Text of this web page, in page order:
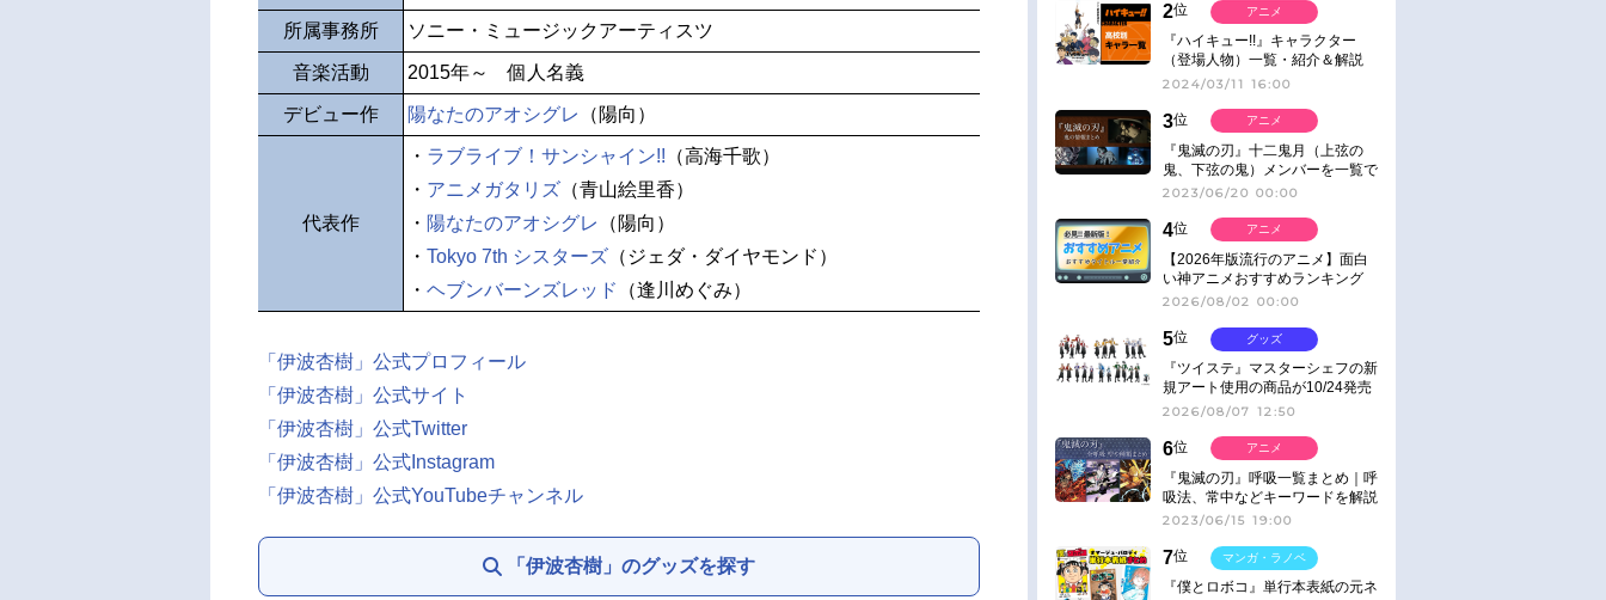
所属事務所 ソニー・ミュージックアーティスツ
音楽活動 2015年～ 個人名義
デビュー作 陽なたのアオシグレ （陽向）
代表作
・ ラブライブ！サンシャイン!! （高海千歌）
・ アニメガタリズ （青山絵里香）
・ 陽なたのアオシグレ
（陽向）
・ Tokyo 7th シスターズ （ジェダ・ダイヤモンド）
・ ヘブンバーンズレッド （逢川めぐみ）
「伊波杏樹」公式プロフィール
「伊波杏樹」公式サイト
「伊波杏樹」公式Twitter
「伊波杏樹」公式Instagram
「伊波杏樹」公式YouTubeチャンネル
「伊波杏樹」のグッズを探す
2位
『ハイキュー!!』キャラクター
（登場人物）一覧・紹介＆解説
2024/03/11 16:00
アニメ
3位
『鬼滅の刃』十二鬼月（上弦の
鬼、下弦の鬼）メンバーを一覧で
紹介＆解説（登場鬼の情報まと
2023/06/20 00:00
アニメ
4位
【2026年版流行のアニメ】面白
い神アニメおすすめランキング
【名作・話題作】｜ジャンル別人
2026/08/02 00:00
アニメ
5位
『ツイステ』マスターシェフの新
規アート使用の商品が10/24発売
2026/08/07 12:50
グッズ
6位
『鬼滅の刃』呼吸一覧まとめ｜呼
吸法、常中などキーワードを解説
2023/06/15 19:00
アニメ
7位
『僕とロボコ』単行本表紙の元ネ
マンガ・ラノベ